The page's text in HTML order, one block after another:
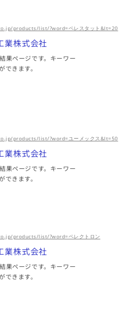
products/list/?word=ペレスタット&lt=20
業株式会社
果ページです。キーワー
できます。
products/list/?word=ユーメックス&lt=50
業株式会社
果ページです。キーワー
できます。
products/list/?word=ペレクトロン
業株式会社
果ページです。キーワー
できます。